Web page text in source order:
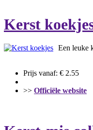
Kerst
Een leuke
Prijs vanaf: € 2.55
>> Officiële website